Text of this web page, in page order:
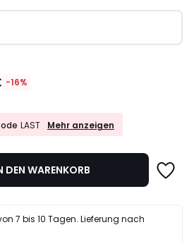
-16%
LAST
10%
Code
LAST
Mehr anzeigen
DEN WARENKORB
7 bis 10 Tagen. Lieferung nach